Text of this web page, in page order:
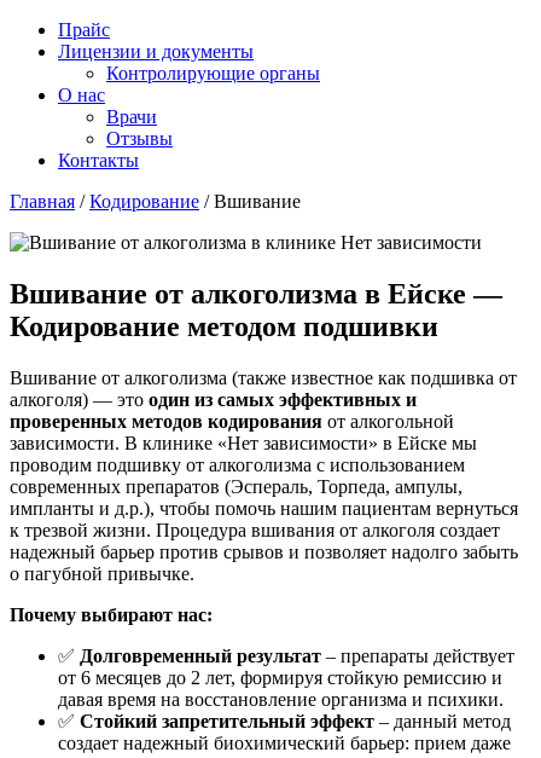
Прайс
Лицензии и документы
Контролирующие органы
О нас
Врачи
Отзывы
Контакты
Главная /Кодирование /Вшивание
Вшивание от алкоголизма в Ейске —
Кодирование методом подшивки
Вшивание от алкоголизма (также известное как подшивка от
алкоголя) — это один из самых эффективных и
проверенных методов кодирования от алкогольной
зависимости. В клинике «Нет зависимости» в Ейске мы
проводим подшивку от алкоголизма с использованием
современных препаратов (Эспераль, Торпеда, ампулы,
импланты и д.р.), чтобы помочь нашим пациентам вернуться
к трезвой жизни. Процедура вшивания от алкоголя создает
надежный барьер против срывов и позволяет надолго забыть
о пагубной привычке.
Почему выбирают нас:
✅ Долговременный результат – препараты действует
от 6 месяцев до 2 лет, формируя стойкую ремиссию и
давая время на восстановление организма и психики.
✅ Стойкий запретительный эффект – данный метод
создает надежный биохимический барьер: прием даже